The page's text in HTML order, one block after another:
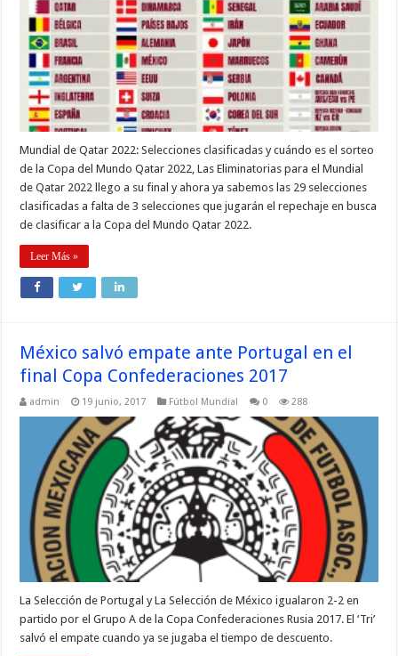
Mundial de Qatar 2022: Selecciones clasificadas y cuándo es el sorteo
de la Copa del Mundo Qatar 2022, Las Eliminatorias para el Mundial
de Qatar 2022 llego a su final y ahora ya sabemos las 29 selecciones
clasificadas a falta de 3 selecciones que jugarán el repechaje en busca
de clasificar a la Copa del Mundo Qatar 2022.
Leer Más »
México salvó empate ante Portugal en el
final Copa Confederaciones 2017
admin 19 junio, 2017 Fútbol Mundial 0 288
La Selección de Portugal y La Selección de México igualaron 2-2 en
partido por el Grupo A de la Copa Confederaciones Rusia 2017. El ‘Tri’
salvó el empate cuando ya se jugaba el tiempo de descuento.